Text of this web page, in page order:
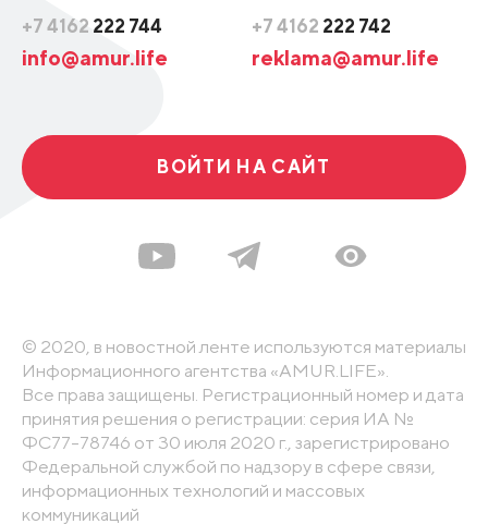
+7 4162 222 744
info@amur.life
+7 4162 222 742
reklama@amur.life
ВОЙТИ НА САЙТ
© 2020, в новостной ленте используются материалы
Информационного агентства «AMUR.LIFE».
Все права защищены. Регистрационный номер и дата
принятия решения о регистрации: серия ИА №
ФС77-78746 от 30 июля 2020 г., зарегистрировано
Федеральной службой по надзору в сфере связи,
информационных технологий и массовых
коммуникаций